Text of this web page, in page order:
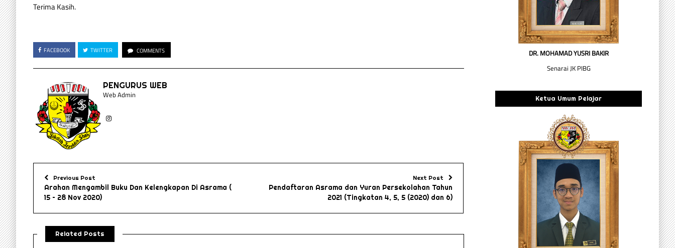
Terima Kasih.
PENGURUS WEB
Web Admin
Previous Post
Arahan Mengambil Buku Dan Kelengkapan Di Asrama (
15 – 28 Nov 2020)
Next Post
Pendaftaran Asrama dan Yuran Persekolahan Tahun
2021 (Tingkatan 4, 5, 5 (2020) dan 6)
Related Posts
DR. MOHAMAD YUSRI BAKIR
Senarai JK PIBG
Ketua Umum Pelajar